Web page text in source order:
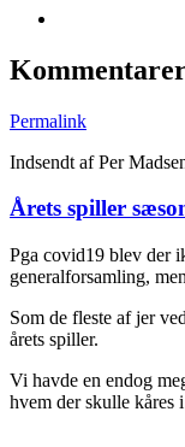
Permalink
Indsendt afPer
Årets spiller
Pga covid19 blev der
generalforsamling,
Som de fleste af jer
årets spiller.
Vi havde en endog
hvem der skulle kåres i